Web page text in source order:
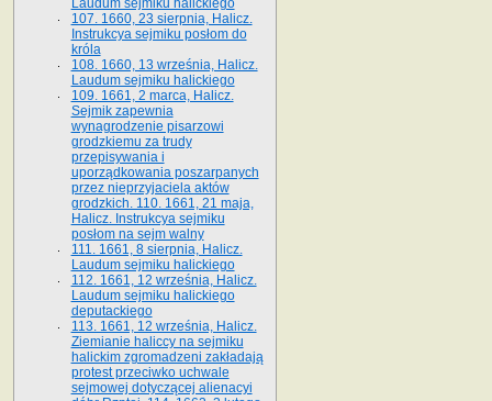
Laudum sejmiku halickiego
107. 1660, 23 sierpnia, Halicz.
Instrukcya sejmiku posłom do
króla
108. 1660, 13 września, Halicz.
Laudum sejmiku halickiego
109. 1661, 2 marca, Halicz.
Sejmik zapewnia
wynagrodzenie pisarzowi
grodzkiemu za trudy
przepisywania i
uporządkowania poszarpanych
przez nieprzyjaciela aktów
grodzkich. 110. 1661, 21 maja,
Halicz. Instrukcya sejmiku
posłom na sejm walny
111. 1661, 8 sierpnia, Halicz.
Laudum sejmiku halickiego
112. 1661, 12 września, Halicz.
Laudum sejmiku halickiego
deputackiego
113. 1661, 12 września, Halicz.
Ziemianie haliccy na sejmiku
halickim zgromadzeni zakładają
protest przeciwko uchwale
sejmowej dotyczącej alienacyi